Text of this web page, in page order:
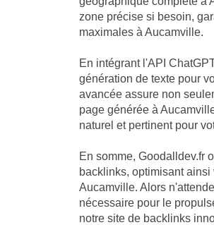
zone précise si besoin,
maximales à Aucamville.
En intégrant l'API
génération de texte pour
avancée assure non
page générée à
naturel et pertinent pour
En somme, Goodalldev.fr
backlinks, optimisant
Aucamville. Alors
nécessaire pour le
notre site de backlinks